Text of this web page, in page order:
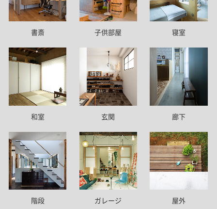
書斎 子供部屋 寝室
和室 玄関 廊下
階段 ガレージ 屋外